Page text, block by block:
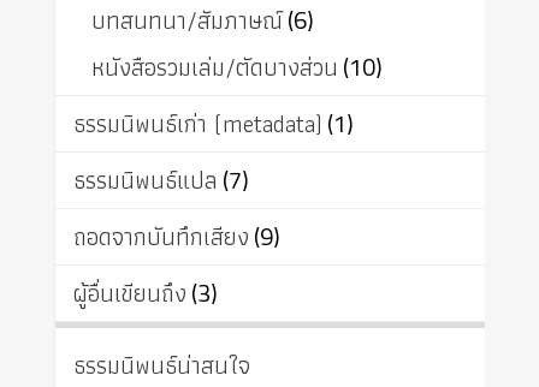
บทสนทนา/สัมภาษณ์(6)
หนังสือรวมเล่ม/ตัดบางส่วน (10)
ธรรมนิพนธ์เก่า (metadata) (1)
ธรรมนิพนธ์แปล (7)
ถอดจากบันทึกเสียง(9)
ผู้อื่นเขียนถึง(3)
ธรรมนิพนธ์น่าสนใจ